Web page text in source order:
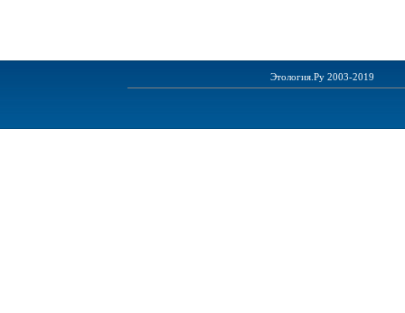
Этология.Ру 2003-2019